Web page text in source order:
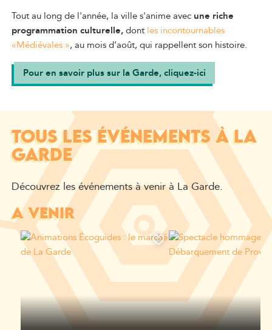
Tout au long de l'année, la ville s'anime avec une riche
programmation culturelle,dont les incontournables
«Médiévales », au mois d’août, qui rappellent son histoire.
Pour en savoir plus sur la Garde, cliquez-ici
TOUS LES ÉVÉNEMENTS À LA
GARDE
Découvrez les événements à venir à La Garde.
A VENIR